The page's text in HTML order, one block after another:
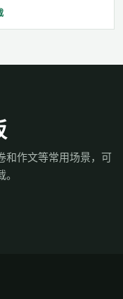
和作文等常用场景，可